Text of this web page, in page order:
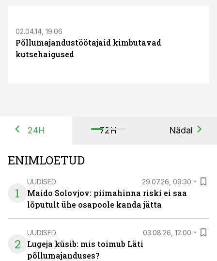
02.04.14, 19:06
Põllumajandustöötajaid kimbutavad
kutsehaigused
24H 72H Nädal
ENIMLOETUD
1
UUDISED 29.07.26, 09:30
Maido Solovjov: piimahinna riski ei saa
lõputult ühe osapoole kanda jätta
2
UUDISED 03.08.26, 12:00
Lugeja küsib: mis toimub Läti
põllumajanduses?